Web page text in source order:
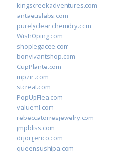
kingscreekadventures.com
antaeuslabs.com
purelycleanchemdry.com
WishOping.com
shoplegacee.com
bonvivantshop.com
CupPlante.com
mpzin.com
stcreal.com
PopUpFlea.com
valueml.com
rebeccatorresjewelry.com
jmpbliss.com
drjorgerico.com
queensushipa.com